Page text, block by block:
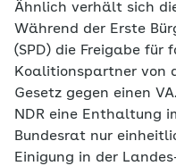
Ähnlich verhält sich
Während der Erste
(SPD) die Freigabe
Koalitionspartner von
Gesetz gegen einen
NDR eine Enthaltung
Bundesrat nur
Einigung in der